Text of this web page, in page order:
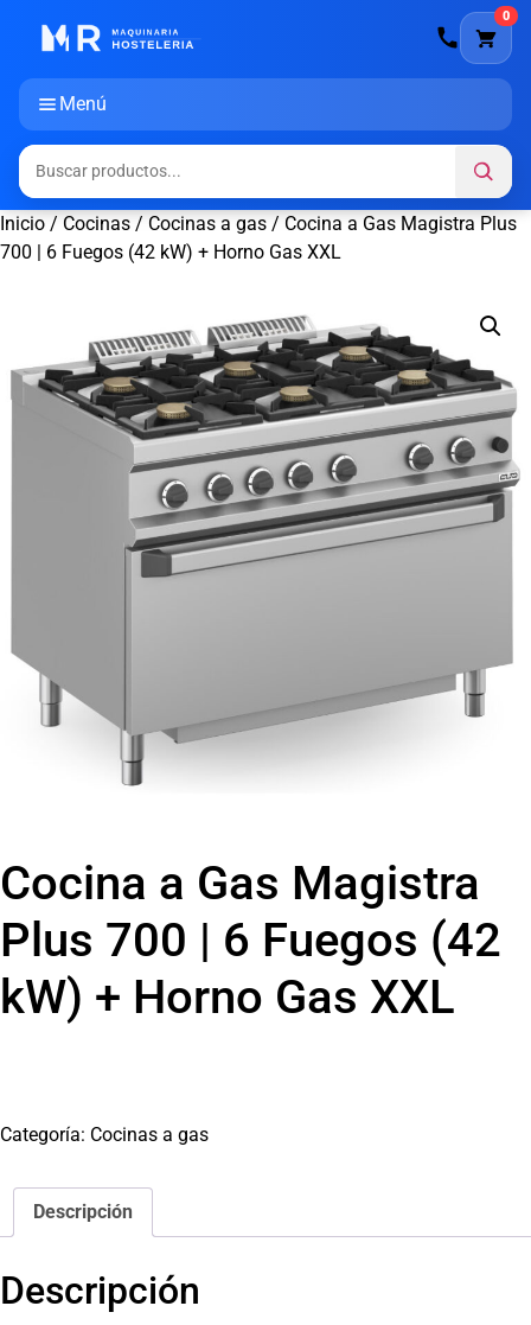
Menú
0
Inicio / Cocinas / Cocinas a gas / Cocina a Gas Magistra Plus
700 | 6 Fuegos (42 kW) + Horno Gas XXL
Cocina a Gas Magistra
Plus 700 | 6 Fuegos (42
kW) + Horno Gas XXL
Categoría: Cocinas a gas
Descripción
Descripción